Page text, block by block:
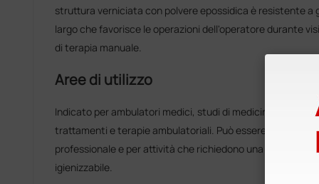
struttura verniciata con polvere epossidica è resistente a
largo che favorisce le operazioni dell'operatore durante
di terapia manuale.
Aree di utilizzo
Indicato per ambulatori medici, studi di medicina
trattamenti e terapie ambulatoriali. Può essere impiegato
professionale e per attività che richiedono una superficie
igienizzabile.